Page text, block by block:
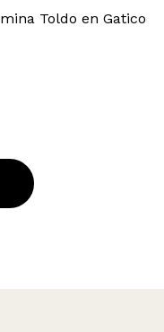
Toldo en Gatico